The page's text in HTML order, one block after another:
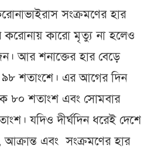
সংক্রমণের হার
করোনায় কারো মৃত্যু না হলেও
আর শনাক্তের হার বেড়ে
৯৮ শতাংশে। এর আগের দিন
৮০ শতাংশ এবং সোমবার
যদিও দীর্ঘদিন ধরেই দেশে
এবং সংক্রমণের হার